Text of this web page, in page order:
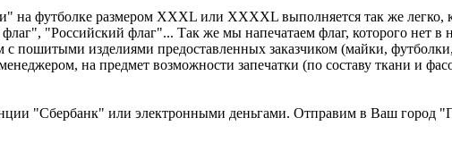
на футболке размером XXXL или XXXXL выполняется так же легко,
"Российский флаг"... Так же мы напечатаем флаг, которого нет в
с пошитыми изделиями предоставленных заказчиком (майки,
на предмет возможности запечатки (по составу ткани и
"Сбербанк" или электронными деньгами. Отправим в Ваш город